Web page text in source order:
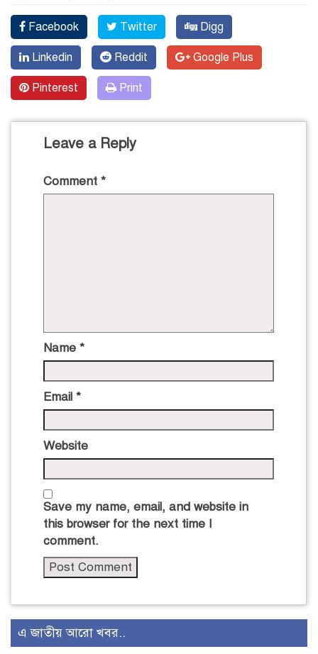
Facebook Twitter Digg
Linkedin Reddit Google Plus
Pinterest Print
Leave a Reply
Comment *
Name *
Email *
Website
Save my name, email, and website in
this browser for the next time I
comment.
এ জাতীয় আরো খবর..